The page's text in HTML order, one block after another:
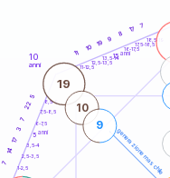
generazione maschile
10
anni
1-2,5
2,5-3,5
3,5-4
6-7,5
7,5-8,5
8,5-9
11-12,5
12,5-13,5
13,5-14
16-17,5
17,5-18,5
18,5-19
7
14
17
3
7
22
5
11
10
19
9
8 17 7
19
10
9
5 anni
15 anni